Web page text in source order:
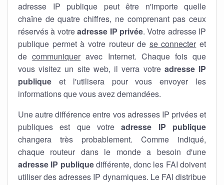
adresse IP publique peut être n'importe quelle
chaîne de quatre chiffres, ne comprenant pas ceux
réservés à votreadresse IP privée. Votre adresse IP
publique permet à votre routeur de se connecter et
decommuniquer avec Internet. Chaque fois que
vous visitez un site web, il verra votre adresse IP
publique et l'utilisera pour vous envoyer les
informations que vous avez demandées.
Une autre différence entre vos adresses IP privées et
publiques est que votreadresse IP publique
changera très probablement. Comme indiqué,
chaque routeur dans le monde a besoin d'une
adresse IP publiquedifférente, donc les FAI doivent
utiliser des adresses IP dynamiques. Le FAI distribue